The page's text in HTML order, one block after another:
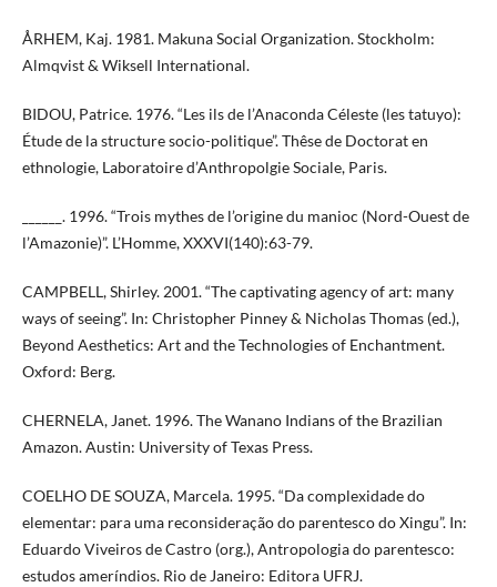
ÅRHEM, Kaj. 1981. Makuna Social Organization. Stockholm:
Almqvist & Wiksell International.
BIDOU, Patrice. 1976. “Les ils de l’Anaconda Céleste (les tatuyo):
Étude de la structure socio-politique”. Thêse de Doctorat en
ethnologie, Laboratoire d’Anthropolgie Sociale, Paris.
______. 1996. “Trois mythes de l’origine du manioc (Nord-Ouest de
l’Amazonie)”. L’Homme, XXXVI(140):63-79.
CAMPBELL, Shirley. 2001. “The captivating agency of art: many
ways of seeing”. In: Christopher Pinney & Nicholas Thomas (ed.),
Beyond Aesthetics: Art and the Technologies of Enchantment.
Oxford: Berg.
CHERNELA, Janet. 1996. The Wanano Indians of the Brazilian
Amazon. Austin: University of Texas Press.
COELHO DE SOUZA, Marcela. 1995. “Da complexidade do
elementar: para uma reconsideração do parentesco do Xingu”. In:
Eduardo Viveiros de Castro (org.), Antropologia do parentesco:
estudos ameríndios. Rio de Janeiro: Editora UFRJ.